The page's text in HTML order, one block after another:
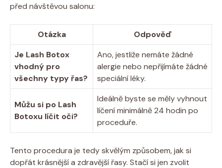
před návštěvou salonu:
Otázka
Odpověď
Je Lash Botox
vhodný pro
všechny typy řas?
Ano, jestliže nemáte žádné
alergie nebo nepřijímáte žádné
speciální léky.
Můžu si po Lash
Botoxu líčit oči?
Ideálně byste se měly vyhnout
líčení minimálně 24 hodin po
proceduře.
Tento procedura je tedy skvělým způsobem, jak si
dopřát krásnější a zdravější řasy. Stačí si jen zvolit